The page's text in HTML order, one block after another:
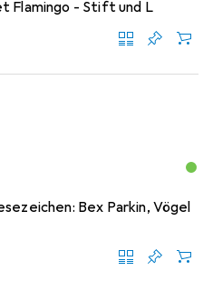
Flamingo - Stift und L
Bex Parkin, Vögel